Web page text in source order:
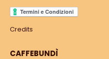
Credits
CAFFEBUNDÌ